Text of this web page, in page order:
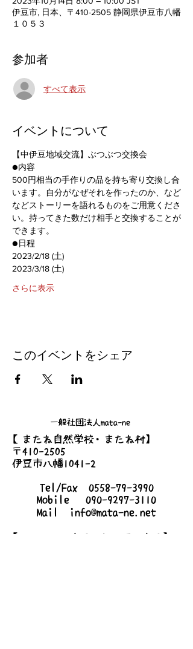
伊豆市, 日本、〒410-2505 静岡県伊豆市八幡
１０５３
参加者
すべて表示
イベントについて
【中伊豆地域交流】ぶつぶつ交換会
●内容
500円相当の手作りの品を持ち寄り交換し合
います。自分がなぜそれを作ったのか、など
などストーリーを語れるものをご用意くださ
い。持ってきた数だけ相手と交換することが
できます。
●日程
2023/2/18 (土)
2023/3/18 (土)
さらに表示
このイベントをシェア
一般社団法人mata-ne
【またね自然学校・またね村】
〒410-2505
伊豆市八幡1041-2
Tel/Fax0558-79-3990
Mobile 090-9297-3110
Mail
info@mata-ne.net
【mata-neハウス・シェアハウス】